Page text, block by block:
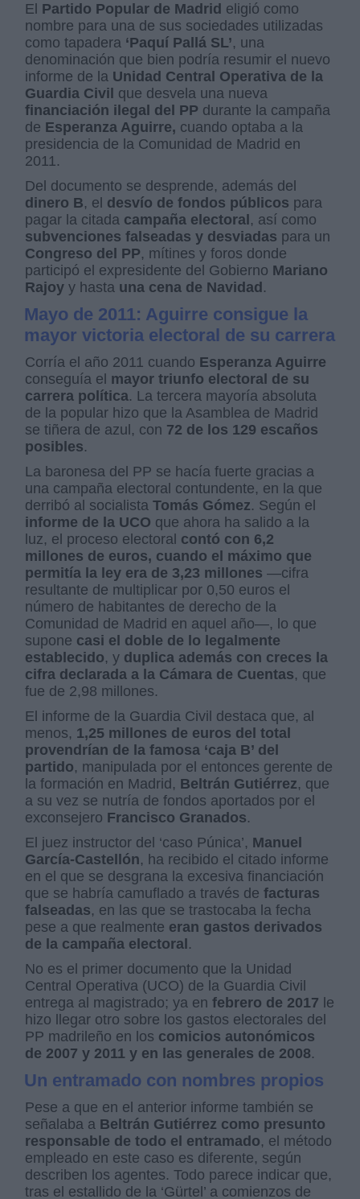
El Partido Popular de Madrid eligió como
nombre para una de sus sociedades utilizadas
como tapadera ‘Paquí Pallá SL’, una
denominación que bien podría resumir el nuevo
informe de la Unidad Central Operativa de la
Guardia Civil que desvela una nueva
financiación ilegal del PP durante la campaña
de Esperanza Aguirre, cuando optaba a la
presidencia de la Comunidad de Madrid en
2011.
Del documento se desprende, además del
dinero B, el desvío de fondos públicos para
pagar la citada campaña electoral , así como
subvenciones falseadas y desviadas para un
Congreso del PP, mítines y foros donde
participó el expresidente del Gobierno Mariano
Rajoy y hasta una cena de Navidad .
Mayo de 2011: Aguirre consigue la
mayor victoria electoral de su carrera
Corría el año 2011 cuando Esperanza Aguirre
conseguía el mayor triunfo electoral de su
carrera política. La tercera mayoría absoluta
de la popular hizo que la Asamblea de Madrid
se tiñera de azul, con 72 de los 129 escaños
posibles.
La baronesa del PP se hacía fuerte gracias a
una campaña electoral contundente, en la que
derribó al socialistaTomás Gómez. Según el
informe de la UCO que ahora ha salido a la
luz, el proceso electoral contó con 6,2
millones de euros, cuando el máximo que
permitía la ley era de 3,23 millones —cifra
resultante de multiplicar por 0,50 euros el
número de habitantes de derecho de la
Comunidad de Madrid en aquel año—, lo que
supone casi el doble de lo legalmente
establecido, y duplica además con creces la
cifra declarada a la Cámara de Cuentas, que
fue de 2,98 millones.
El informe de la Guardia Civil destaca que, al
menos, 1,25 millones de euros del total
provendrían de la famosa ‘caja B’ del
partido, manipulada por el entonces gerente de
la formación en Madrid, Beltrán Gutiérrez, que
a su vez se nutría de fondos aportados por el
exconsejero Francisco Granados.
El juez instructor del ‘caso Púnica’, Manuel
García-Castellón, ha recibido el citado informe
en el que se desgrana la excesiva financiación
que se habría camuflado a través defacturas
falseadas, en las que se trastocaba la fecha
pese a que realmente eran gastos derivados
de la campaña electoral .
No es el primer documento que la Unidad
Central Operativa (UCO) de la Guardia Civil
entrega al magistrado; ya enfebrero de 2017 le
hizo llegar otro sobre los gastos electorales del
PP madrileño en los comicios autonómicos
de 2007 y 2011 y en las generales de 2008.
Un entramado con nombres propios
Pese a que en el anterior informe también se
señalaba a Beltrán Gutiérrez como presunto
responsable de todo el entramado, el método
empleado en este caso es diferente, según
describen los agentes. Todo parece indicar que,
tras el estallido de la ‘Gürtel’ a comienzos de